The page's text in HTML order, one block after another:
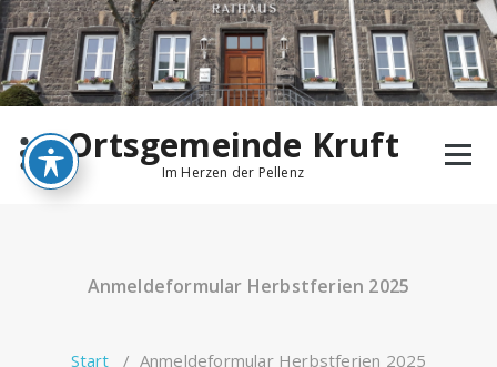
Zum
Inhalt
springen
Ortsgemeinde Kruft
Im Herzen der Pellenz
Anmeldeformular Herbstferien 2025
Start / Anmeldeformular Herbstferien 2025